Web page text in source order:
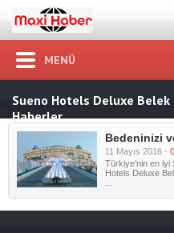
MENÜ
Sueno Hotels Deluxe
Haberler
Bedeninizi
11 Mayıs 2016 -
Türkiye’nin en iyi
Hotels Deluxe